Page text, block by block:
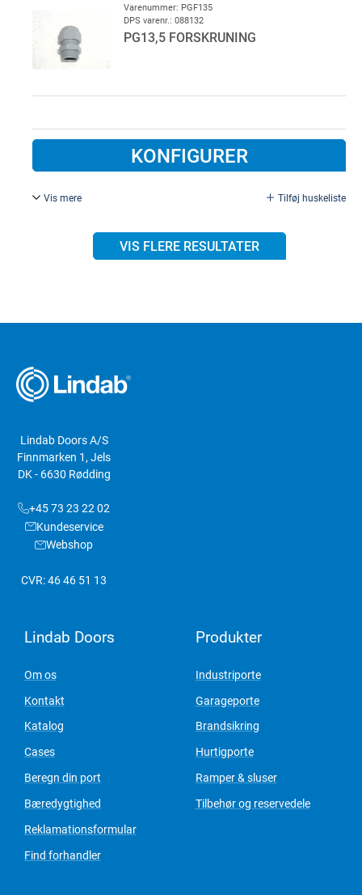
Varenummer: PGF135
DPS varenr.: 088132
PG13,5 FORSKRUNING
KONFIGURER
Vis mere Tilføj huskeliste
VIS FLERE RESULTATER
Lindab Doors A/S
Finnmarken 1, Jels
DK - 6630 Rødding
+45 73 23 22 02
Kundeservice
Webshop
CVR: 46 46 51 13
Lindab Doors
Om os
Kontakt
Katalog
Cases
Beregn din port
Bæredygtighed
Reklamationsformular
Find forhandler
Produkter
Industriporte
Garageporte
Brandsikring
Hurtigporte
Ramper & sluser
Tilbehør og reservedele